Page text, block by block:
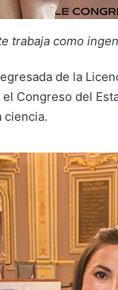
trabaja como
de la
Congreso del
ciencia.